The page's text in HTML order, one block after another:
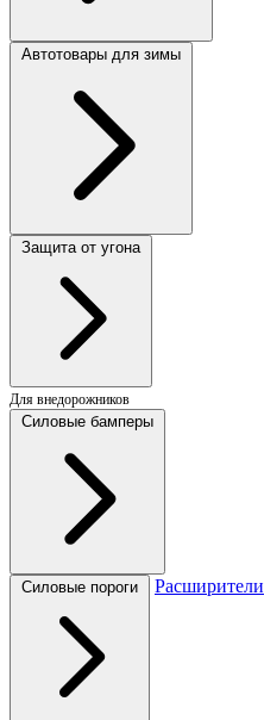
Автотовары для зимы
Защита от угона
Для внедорожников
Силовые бамперы
Силовые пороги Расширители